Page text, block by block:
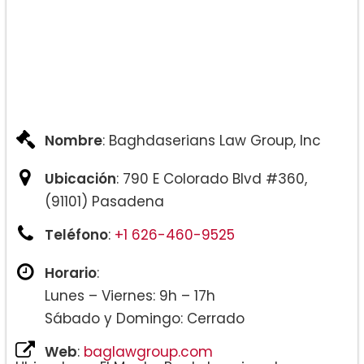
Nombre: Baghdaserians Law Group, Inc
Ubicación: 790 E Colorado Blvd #360,
(91101) Pasadena
Teléfono: +1 626-460-9525
Horario:
Lunes – Viernes: 9h – 17h
Sábado y Domingo: Cerrado
Web: baglawgroup.com